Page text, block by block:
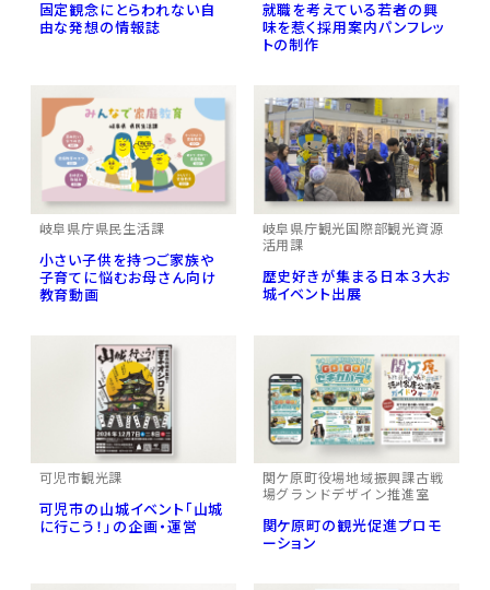
固定観念にとらわれない自
由な発想の情報誌
就職を考えている若者の興
味を惹く採用案内パンフレッ
トの制作
岐阜県庁県民生活課
小さい子供を持つご家族や
子育てに悩むお母さん向け
教育動画
岐阜県庁観光国際部観光資源
活用課
歴史好きが集まる日本３大お
城イベント出展
可児市観光課
可児市の山城イベント「山城
に行こう！」の企画・運営
関ケ原町役場地域振興課古戦
場グランドデザイン推進室
関ケ原町の観光促進プロモ
ーション